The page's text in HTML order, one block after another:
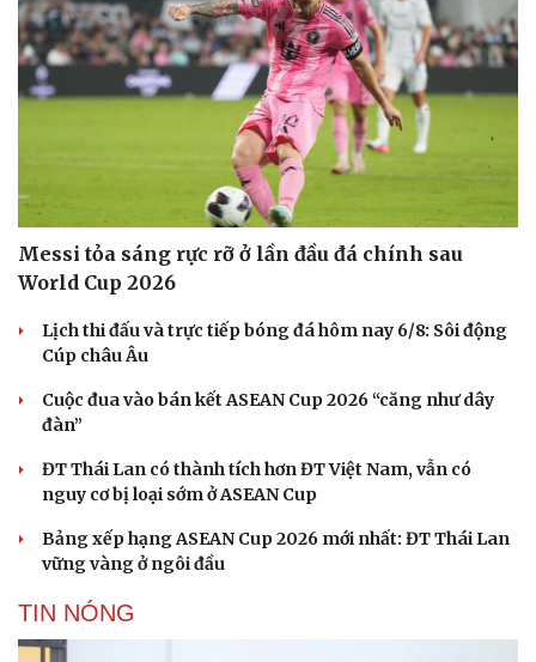
Du lịch
Săn Tour
check-in
Podcast
Câu chuyện thời sự
Đọc truyện đêm khuya
Hạt giống tâm hồn
Messi tỏa sáng rực rỡ ở lần đầu đá chính sau
World Cup 2026
Lịch thi đấu và trực tiếp bóng đá hôm nay 6/8: Sôi động
Cúp châu Âu
Cuộc đua vào bán kết ASEAN Cup 2026 “căng như dây
đàn”
ĐT Thái Lan có thành tích hơn ĐT Việt Nam, vẫn có
nguy cơ bị loại sớm ở ASEAN Cup
Bảng xếp hạng ASEAN Cup 2026 mới nhất: ĐT Thái Lan
vững vàng ở ngôi đầu
TIN NÓNG